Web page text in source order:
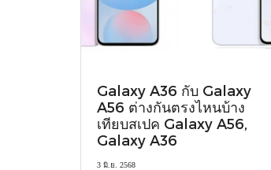
Galaxy A36 กับ Galaxy
A56 ต่างกันตรงไหนบ้าง
เทียบสเปค Galaxy A56,
Galaxy A36
3 มิ.ย. 2568